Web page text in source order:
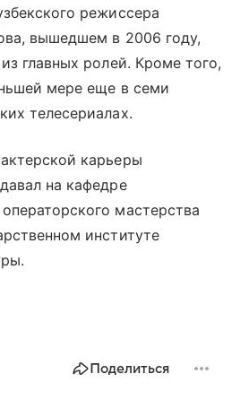
режиссера
вышедшем в 2006 году,
главных ролей. Кроме того,
мере еще в семи
телесериалах.
карьеры
на кафедре
мастерства
институте
Поделиться